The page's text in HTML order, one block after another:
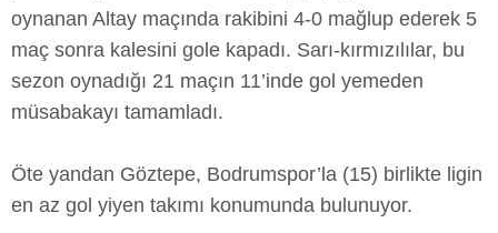
oynanan Altay maçında rakibini 4-0 mağlup ederek 5
maç sonra kalesini gole kapadı. Sarı-kırmızılılar, bu
sezon oynadığı 21 maçın 11’inde gol yemeden
müsabakayı tamamladı.
Öte yandan Göztepe, Bodrumspor’la (15) birlikte ligin
en az gol yiyen takımı konumunda bulunuyor.